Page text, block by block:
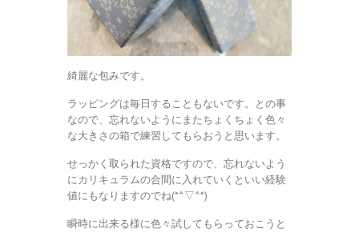
綺麗な包みです。
ラッピングは毎日することもないです。との事
なので、忘れないようにまたちょくちょく色々
な大きさの箱で練習してもらおうと思います。
せっかく取られた資格ですので、忘れないよう
にカリキュラムの合間に入れていくといい経験
値にもなりますのでね(*^▽^*)
瞬時に出来る様に色々試してもらっておこうと